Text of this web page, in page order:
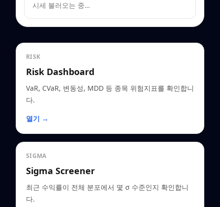
시세 불러오는 중…
RISK
Risk Dashboard
VaR, CVaR, 변동성, MDD 등 종목 위험지표를 확인합니
다.
열기 →
SIGMA
Sigma Screener
최근 수익률이 전체 분포에서 몇 σ 수준인지 확인합니
다.